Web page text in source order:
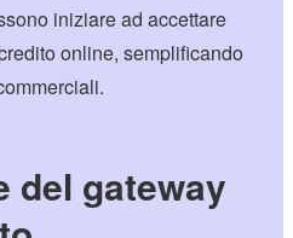
iniziare ad accettare
online, semplificando
del gateway